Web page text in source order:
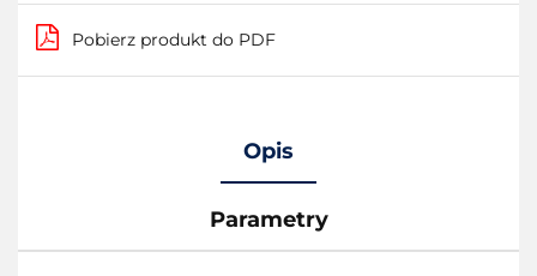
Pobierz produkt do PDF
Opis
Parametry